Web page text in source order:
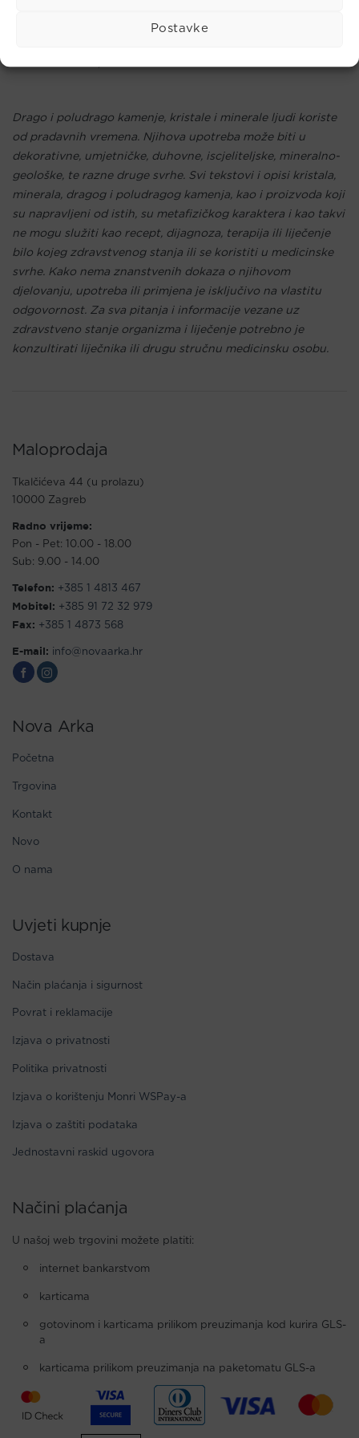
Postavke
Čakra: Krunska, Treće oko
Drago i poludrago kamenje, kristale i minerale ljudi koriste
od pradavnih vremena. Njihova upotreba može biti u
dekorativne, umjetničke, duhovne, iscjeliteljske, mineralno-
geološke, te razne druge svrhe. Svi tekstovi i opisi kristala,
minerala, dragog i poludragog kamenja, kao i proizvoda koji
su napravljeni od istih, su metafizičkog karaktera i kao takvi
ne mogu služiti kao recept, dijagnoza, terapija ili liječenje
bilo kojeg zdravstvenog stanja ili se koristiti u medicinske
svrhe. Kako nema znanstvenih dokaza o njihovom
djelovanju, upotreba ili primjena je isključivo na vlastitu
odgovornost. Za sva pitanja i informacije vezane uz
zdravstveno stanje organizma i liječenje potrebno je
konzultirati liječnika ili drugu stručnu medicinsku osobu.
Maloprodaja
Tkalčićeva 44 (u prolazu)
10000 Zagreb
Radno vrijeme:
Pon - Pet: 10.00 - 18.00
Sub: 9.00 - 14.00
Telefon: +385 1 4813 467
Mobitel: +385 91 72 32 979
Fax: +385 1 4873 568
E-mail: info@novaarka.hr
Nova Arka
Početna
Trgovina
Kontakt
Novo
O nama
Uvjeti kupnje
Dostava
Način plaćanja i sigurnost
Povrat i reklamacije
Izjava o privatnosti
Politika privatnosti
Izjava o korištenju Monri WSPay-a
Izjava o zaštiti podataka
Jednostavni raskid ugovora
Načini plaćanja
U našoj web trgovini možete platiti:
internet bankarstvom
karticama
gotovinom i karticama prilikom preuzimanja kod kurira GLS-
a
karticama prilikom preuzimanja na paketomatu GLS-a